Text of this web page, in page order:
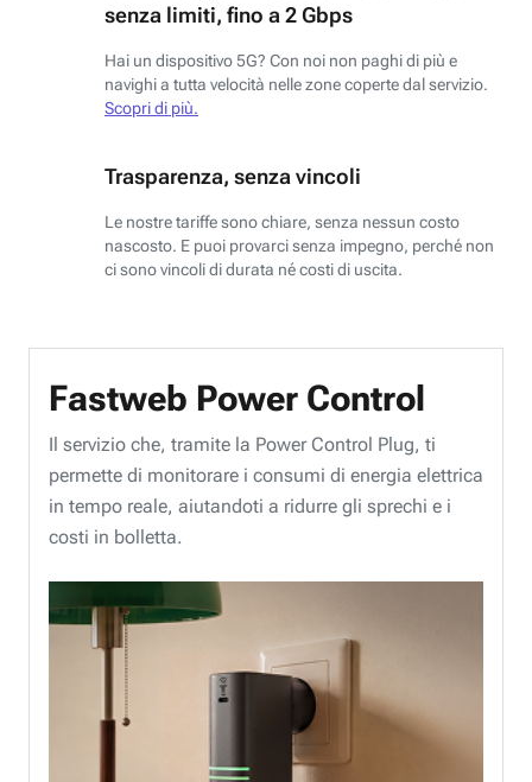
senza limiti, fino a 2 Gbps
Hai un dispositivo 5G? Con noi non paghi di più e
navighi a tutta velocità nelle zone coperte dal servizio.
Scopri di più.
Trasparenza, senza vincoli
Le nostre tariffe sono chiare, senza nessun costo
nascosto. E puoi provarci senza impegno, perché non
ci sono vincoli di durata né costi di uscita.
Fastweb Power Control
Il servizio che, tramite la Power Control Plug, ti
permette di monitorare i consumi di energia elettrica
in tempo reale, aiutandoti a ridurre gli sprechi e i
costi in bolletta.